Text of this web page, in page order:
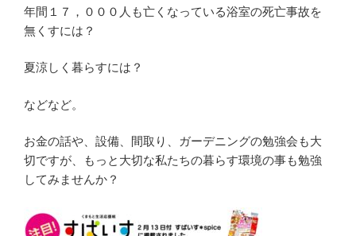
年間１７，０００人も亡くなっている浴室の死亡事故を
無くすには？
夏涼しく暮らすには？
などなど。
お金の話や、設備、間取り、ガーデニングの勉強会も大
切ですが、もっと大切な私たちの暮らす環境の事も勉強
してみませんか？